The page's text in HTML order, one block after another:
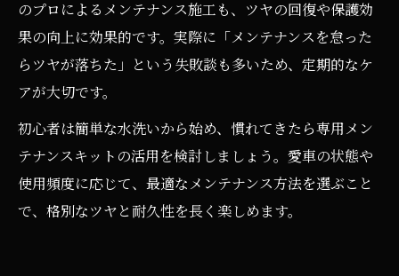
のプロによるメンテナンス施工も、ツヤの回復や保護効
果の向上に効果的です。実際に「メンテナンスを怠った
らツヤが落ちた」という失敗談も多いため、定期的なケ
アが大切です。
初心者は簡単な水洗いから始め、慣れてきたら専用メン
テナンスキットの活用を検討しましょう。愛車の状態や
使用頻度に応じて、最適なメンテナンス方法を選ぶこと
で、格別なツヤと耐久性を長く楽しめます。